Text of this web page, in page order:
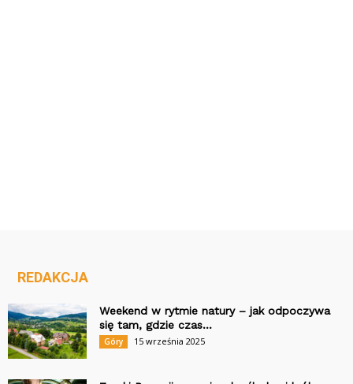
REDAKCJA
Weekend w rytmie natury – jak odpoczywa
się tam, gdzie czas...
Góry 15 września 2025